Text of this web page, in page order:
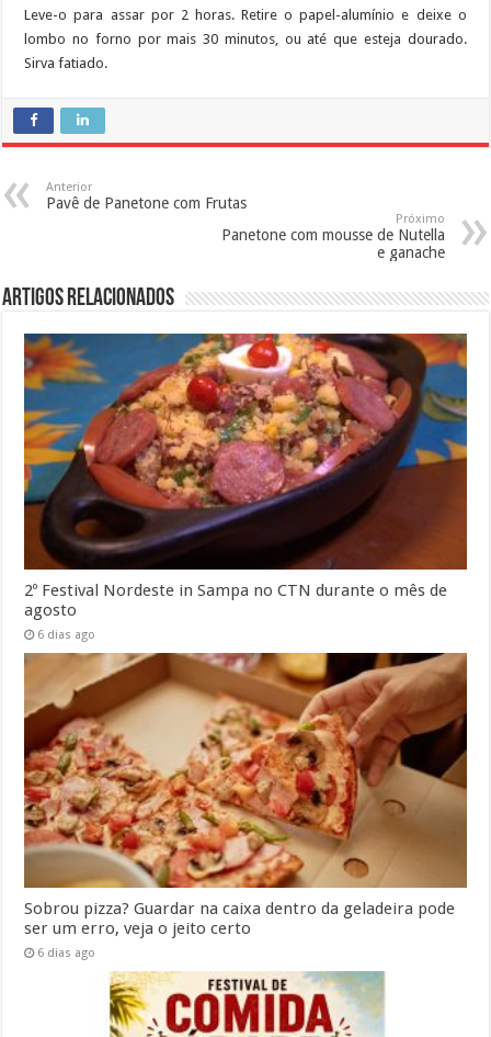
Leve-o para assar por 2 horas. Retire o papel-alumínio e deixe o
lombo no forno por mais 30 minutos, ou até que esteja dourado.
Sirva fatiado.
Anterior
Pavê de Panetone com Frutas
Próximo
Panetone com mousse de Nutella
e ganache
Artigos Relacionados
2º Festival Nordeste in Sampa no CTN durante o mês de
agosto
6 dias ago
Sobrou pizza? Guardar na caixa dentro da geladeira pode
ser um erro, veja o jeito certo
6 dias ago